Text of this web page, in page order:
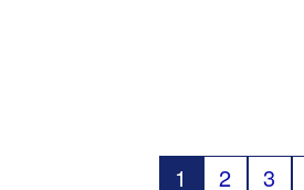
1 2 3